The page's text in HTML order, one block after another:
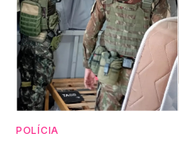
POLÍCIA